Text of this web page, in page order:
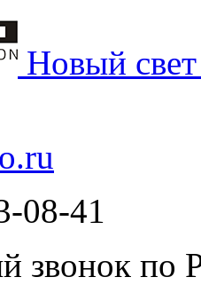
Новый
08-41
звонок по